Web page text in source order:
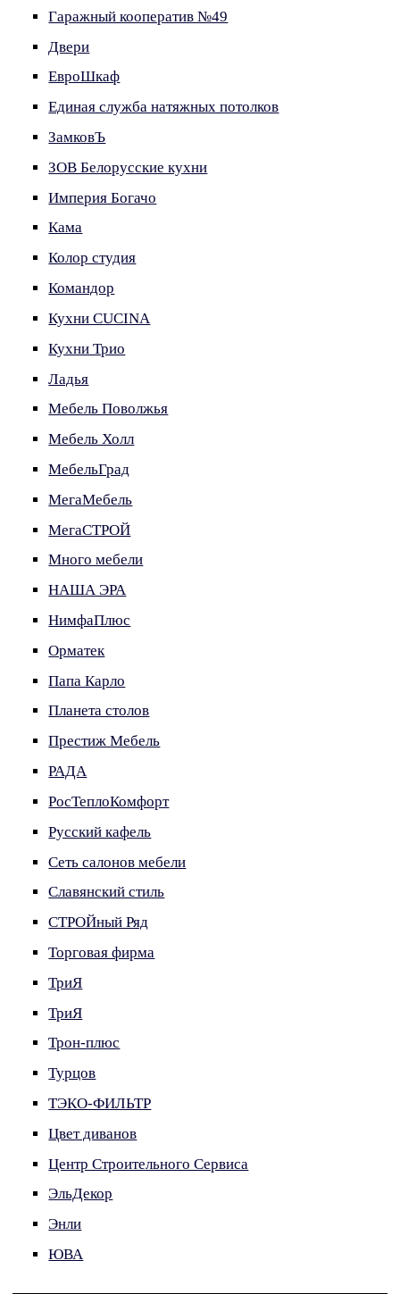
Гаражный кооператив №49
Двери
ЕвроШкаф
Единая служба натяжных потолков
ЗамковЪ
ЗОВ Белорусские кухни
Империя Богачо
Кама
Колор студия
Командор
Кухни CUCINA
Кухни Трио
Ладья
Мебель Поволжья
Мебель Холл
МебельГрад
МегаМебель
МегаСТРОЙ
Много мебели
НАША ЭРА
НимфаПлюс
Орматек
Папа Карло
Планета столов
Престиж Мебель
РАДА
РосТеплоКомфорт
Русский кафель
Сеть салонов мебели
Славянский стиль
СТРОЙный Ряд
Торговая фирма
ТриЯ
ТриЯ
Трон-плюс
Турцов
ТЭКО-ФИЛЬТР
Цвет диванов
Центр Строительного Сервиса
ЭльДекор
Энли
ЮВА